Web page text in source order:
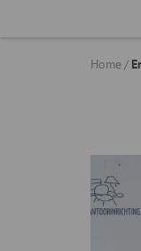
Home